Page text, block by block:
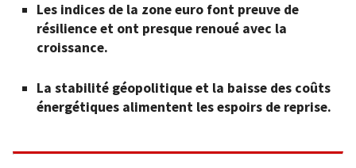
Les indices de la zone euro font preuve de
résilience et ont presque renoué avec la
croissance.
La stabilité géopolitique et la baisse des coûts
énergétiques alimentent les espoirs de reprise.